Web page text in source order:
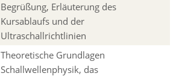
Begrüßung, Erläuterung des
Kursablaufs und der
Ultraschallrichtlinien
Theoretische Grundlagen
Schallwellenphysik, das